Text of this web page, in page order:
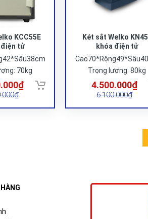
KCC55E
tử
70kg
Két sắt Welko
khóa điện tử
Trọng lượng: 80kg
4.500.000₫
6.100.000₫